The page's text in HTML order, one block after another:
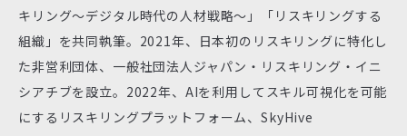
キリング～デジタル時代の人材戦略～」「リスキリングする
組織」を共同執筆。2021年、日本初のリスキリングに特化し
た非営利団体、一般社団法人ジャパン・リスキリング・イニ
シアチブを設立。2022年、AIを利用してスキル可視化を可能
にするリスキリングプラットフォーム、SkyHive